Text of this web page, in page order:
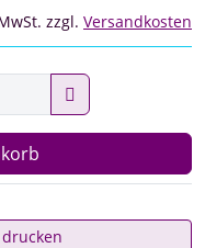
zzgl. Versandkosten